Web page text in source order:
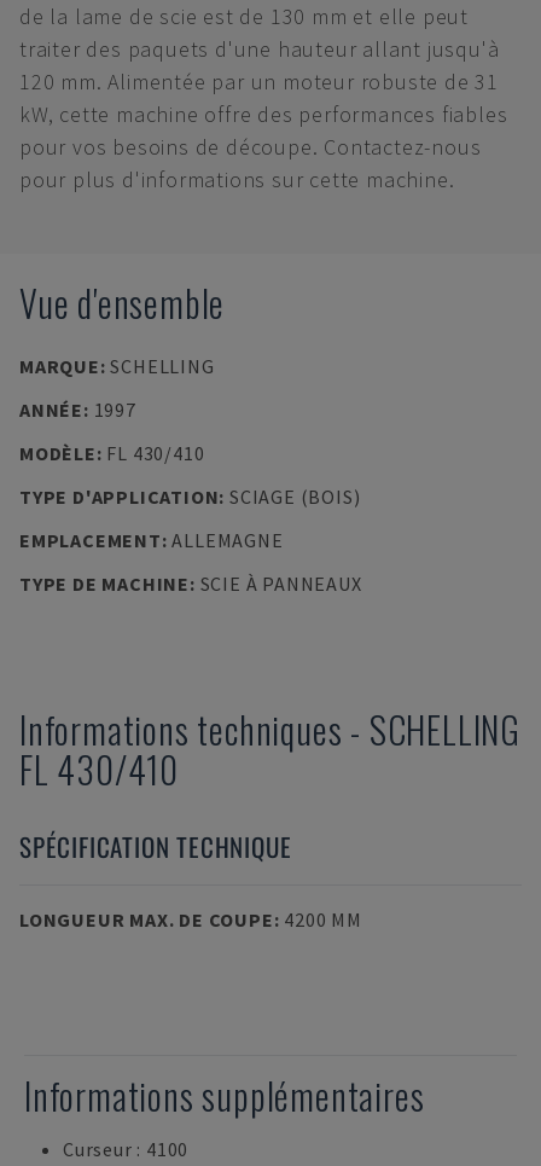
de la lame de scie est de 130 mm et elle peut
traiter des paquets d'une hauteur allant jusqu'à
120 mm. Alimentée par un moteur robuste de 31
kW, cette machine offre des performances fiables
pour vos besoins de découpe. Contactez-nous
pour plus d'informations sur cette machine.
Vue d'ensemble
MARQUE:SCHELLING
ANNÉE: 1997
MODÈLE: FL 430/410
TYPE D'APPLICATION: SCIAGE (BOIS)
EMPLACEMENT:ALLEMAGNE
TYPE DE MACHINE: SCIE À PANNEAUX
Informations techniques - SCHELLING
FL 430/410
SPÉCIFICATION TECHNIQUE
LONGUEUR MAX. DE COUPE: 4200 MM
Informations supplémentaires
Curseur : 4100